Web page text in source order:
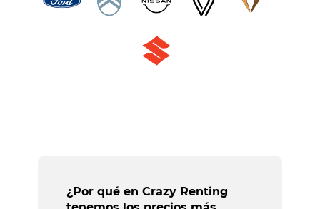
¿Por qué en Crazy Renting